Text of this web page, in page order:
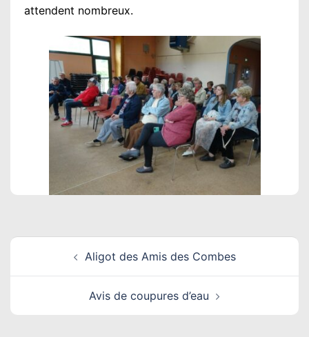
attendent nombreux.
Navigation
Aligot des Amis des Combes
Avis de coupures d’eau